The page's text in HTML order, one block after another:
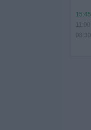
15:45
08:30